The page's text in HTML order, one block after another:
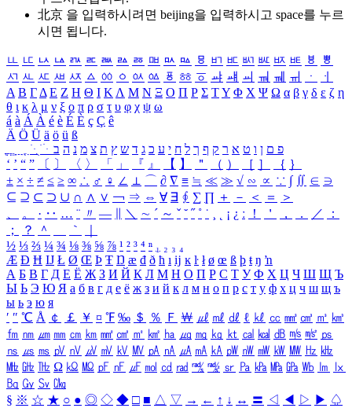
北京 을 입력하시려면 beijing을 입력하시고 space를 누르
시면 됩니다.
ㅥ ㅦ ㅧ ㅨ ㅩ ㅪ ㅫ ㅬ ㅭ ㅮ ㅯ ㅰ ㅱ ㅲ ㅳ ㅴ ㅵ ㅶ ㅷ ㅸ
ㅹ
ㅺ ㅻ ㅼ ㅽ ㅾ ㅿ ㆀ ㆁ ㆂ ㆃ ㆄ ㆅ ㆆ ㆇ ㆈ ㆉ ㆊ ㆋ ㆌ ㆍ
ㆎ
Α Β ΓΔ Ε Ζ Η Θ Ι ΚΛ Μ Ν Ξ Ο Π Ρ Σ ΤΥ Φ Χ Ψ Ω α β γ δ ε ζ η
θ ι κ λ μ ν ξ ο π ρ σ τ υ φ χ ψ ω
á à Á À é è É È ç Ç ê
Ä Ö Ü ä ö ü ß
ִֶֹ ֻּ ׁׂ פ ם ן ו ט א ר ק ף ך ל ח י ע כ ג ד ש ץ ת צ מ נ ה ב
‘ ’ “ ” 〔 〕 〈 〉 「 」 『 』 【 】 ＂ （ ） ［ ］ ｛ ｝
± × ÷ ≠ ≤ ≥ ∞ ∴ ♂ ♀ ∠ ⊥ ⌒ ∂ ∇ ≡ ≒ ≪ ≫ √ ∽ ∝ ∵ ∫ ∬ ∈ ∋
⊆ ⊇ ⊂ ⊃ ∪ ∩ ∧ ∨ ￢ ⇒ ⇔ ∀ ∃ ∮ ∑ ∏ ＋ － ＜ ＝
＞
、
。 · ‥ … ¨ 〃 ― ＼ ∼ ´ ～ ˇ ˘ ˝ ˚ ˙ ¸ ¡ ¿ ː ！ ＇ ， ． ／
：
；
？ ＾ ｀
½ ⅓ ⅔ ¼ ¾ ⅛ ⅜ ⅝ ⅞ ¹ ² ³ ⁴ ⁿ ₁ ₂ ₃ ₄
Æ Ð Ħ Ĳ Ł Ø Œ Þ Ŧ Ŋ æ đ ð ħ ı ĳ ĸ ŀ ł ø œ ß þ ŧ ŋ ŉ
А Б В Г Д Е Ё Ж З И Й К Л М Н О П Р С Т У Ф Х Ц Ч Ш Щ Ъ
Ы Ь Э Ю Я а б в г д е ё ж з и й к л м н о п р с т у ф х ц ч ш щ ъ
ы ь э ю я
′ ″ ℃ Å ￠ ￡ ￥ ¤ ℉ ‰ ＄ ％ Ｆ ￦ ㎕ ㎖ ㎗ ℓ ㎘ ㏄ ㎣ ㎤ ㎥ ㎦
㎙ ㎚ ㎛ ㎜ ㎝ ㎞ ㎟ ㎠ ㎡ ㎢ ㏊ ㎍ ㎎ ㎏ ㏏ ㎈ ㎉ ㏈ ㎧ ㎨ ㎰
㎱ ㎲ ㎳ ㎴ ㎵ ㎶ ㎷ ㎸ ㎹ ㎀ ㎁ ㎂ ㎃ ㎄ ㎺ ㎻ ㎽ ㎾ ㎿ ㎐ ㎑
㎒ ㎓ ㎔ Ω ㏀ ㏁ ㎊ ㎋ ㎌ ㏖ ㏅ ㎭ ㎮ ㎯ ㏛ ㎩ ㎪ ㎫ ㎬ ㏝ ㏐
㏓
㏃ ㏉ ㏜ ㏆
§ ※ ☆ ★ ○ ● ◎ ◇ ◆ □ ■ △ ▽ → ← ↑ ↓ ↔ 〓 ◁ ◀ ▷ ▶ ♤